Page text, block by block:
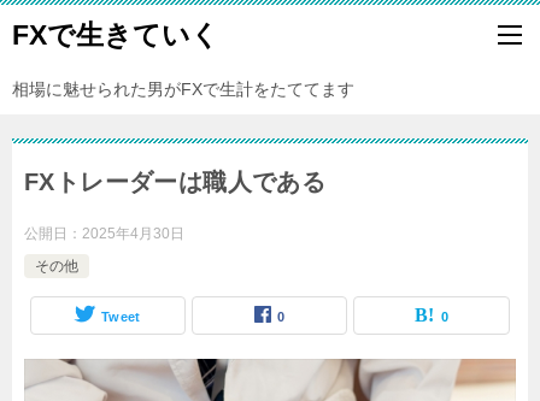
FXで生きていく
相場に魅せられた男がFXで生計をたててます
FXトレーダーは職人である
公開日： 2025年4月30日
その他
Tweet 0 0